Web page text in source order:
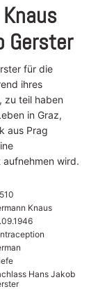
Gerster
für die
ihres
zu teil haben
in Graz,
aus Prag
wird.
Knaus
Hans Jakob